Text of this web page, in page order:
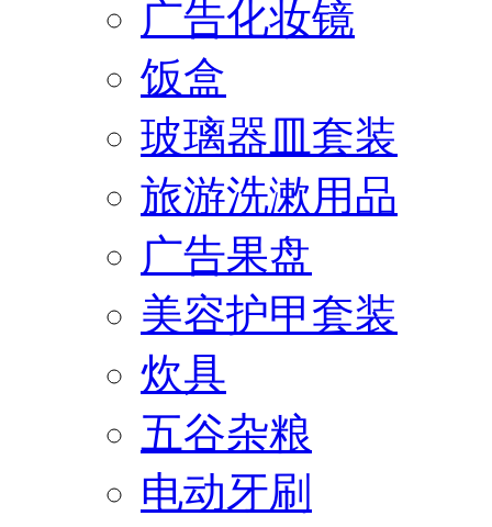
广告化妆镜
饭盒
玻璃器皿套装
旅游洗漱用品
广告果盘
美容护甲套装
炊具
五谷杂粮
电动牙刷